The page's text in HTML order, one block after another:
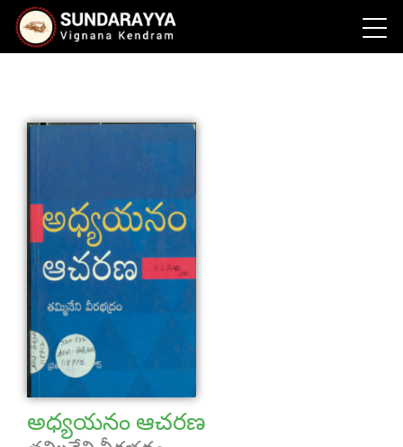
అధ్యయనం ఆచరణ